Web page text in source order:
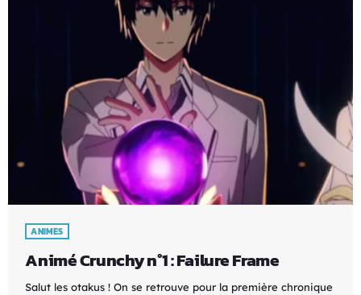
ANIMES
Animé Crunchy n°1 : Failure Frame
Salut les otakus ! On se retrouve pour la première chronique